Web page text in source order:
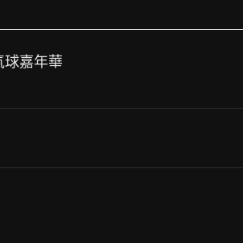
球嘉年華